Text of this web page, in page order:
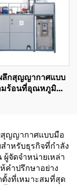
ลึกสุญญากาศแบบ
ร้อนที่อุณหภูมิต่ำ
สุญญากาศแบบมือ
ำหรับธุรกิจที่กำลัง
จัดจำหน่ายเหล่า
คำปรึกษาอย่าง
งที่เหมาะสมที่สุด